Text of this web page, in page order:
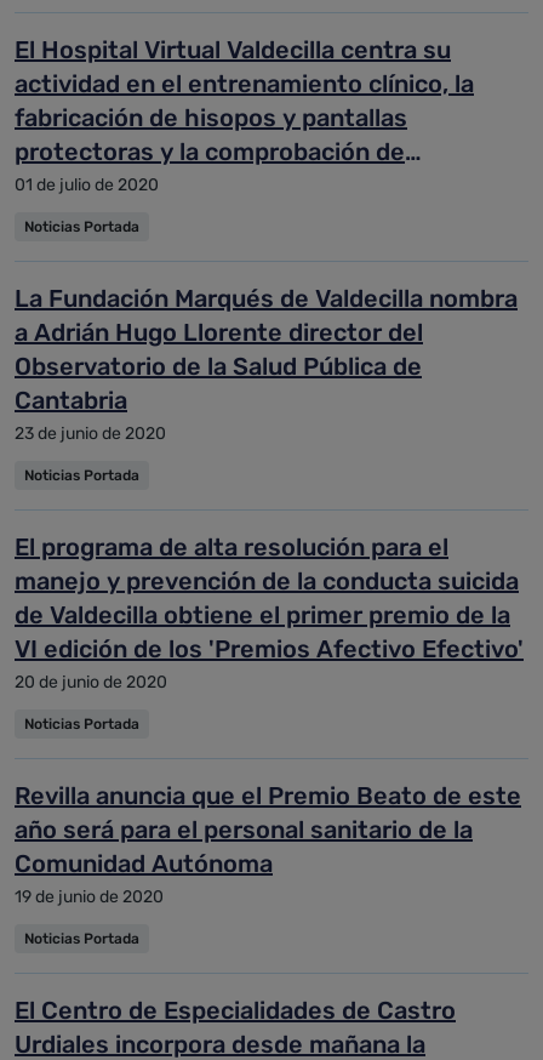
El Hospital Virtual Valdecilla centra su
actividad en el entrenamiento clínico, la
fabricación de hisopos y pantallas
protectoras y la comprobación de
respiradores
01 de julio de 2020
Noticias Portada
La Fundación Marqués de Valdecilla nombra
a Adrián Hugo Llorente director del
Observatorio de la Salud Pública de
Cantabria
23 de junio de 2020
Noticias Portada
El programa de alta resolución para el
manejo y prevención de la conducta suicida
de Valdecilla obtiene el primer premio de la
VI edición de los 'Premios Afectivo Efectivo'
20 de junio de 2020
Noticias Portada
Revilla anuncia que el Premio Beato de este
año será para el personal sanitario de la
Comunidad Autónoma
19 de junio de 2020
Noticias Portada
El Centro de Especialidades de Castro
Urdiales incorpora desde mañana la